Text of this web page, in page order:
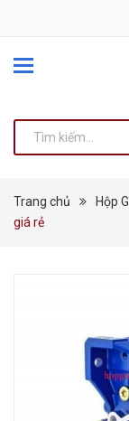
Trang chủ Hộp
giá rẻ